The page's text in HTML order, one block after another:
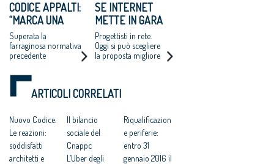
appositamente
costituita per la
delle elezioni per il
rinnovo del Cnappc
CODICE APPALTI:
“MARCA UNA
SIGNIFICATIVA
DISCONTINUITÀ”
Superata la
farraginosa normativa
precedente
SE INTERNET
METTE IN GARA
GLI ARCHITETTI
Progettisti in rete.
Oggi si può scegliere
la proposta migliore
nell’era dei
ARTICOLI CORRELATI
Nuovo Codice.
Le reazioni:
soddisfatti
architetti e
Il bilancio
sociale del
Cnappc
L’Uber degli
Riqualificazion
e periferie:
entro 31
gennaio 2016 il